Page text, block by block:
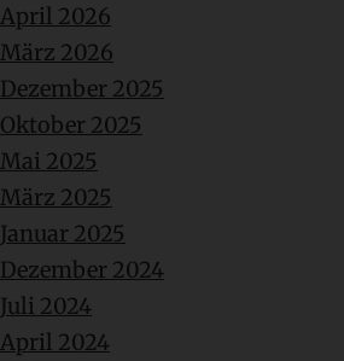
April 2026
März 2026
Dezember 2025
Oktober 2025
Mai 2025
März 2025
Januar 2025
Dezember 2024
Juli 2024
April 2024